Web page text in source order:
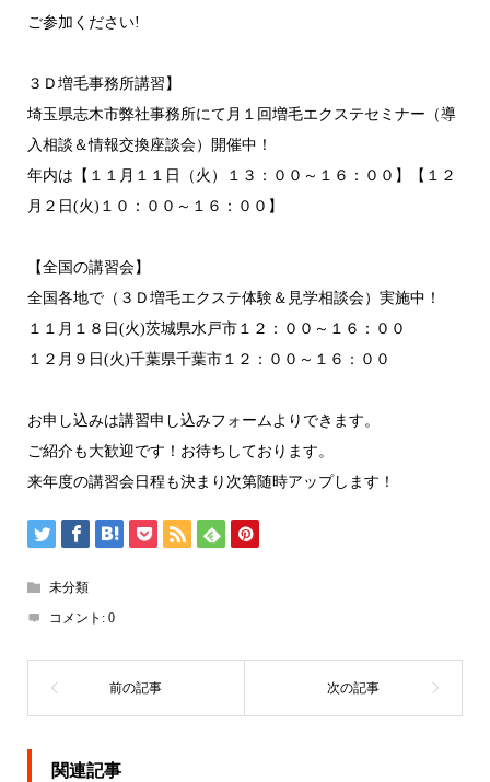
ご参加ください!
３Ｄ増毛事務所講習】
埼玉県志木市弊社事務所にて月１回増毛エクステセミナー（導
入相談＆情報交換座談会）開催中！
年内は【１１月１１日（火）１３：００～１６：００】【１２
月２日(火)１０：００～１６：００】
【全国の講習会】
全国各地で（３Ｄ増毛エクステ体験＆見学相談会）実施中！
１１月１８日(火)茨城県水戸市１２：００～１６：００
１２月９日(火)千葉県千葉市１２：００～１６：００
お申し込みは講習申し込みフォームよりできます。
ご紹介も大歓迎です！お待ちしております。
来年度の講習会日程も決まり次第随時アップします！
未分類
コメント: 0
関連記事